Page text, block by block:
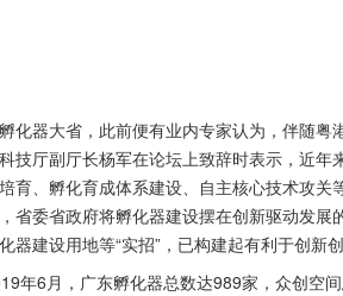
化器大省，此前便有业内专家认为，伴随
技厅副厅长杨军在论坛上致辞时表示，近
育、孵化育成体系建设、自主核心技术攻
省委省政府将孵化器建设摆在创新驱动发展
建设用地等“实招”，已构建起有利于创新创
年6月，广东孵化器总数达989家，众创空